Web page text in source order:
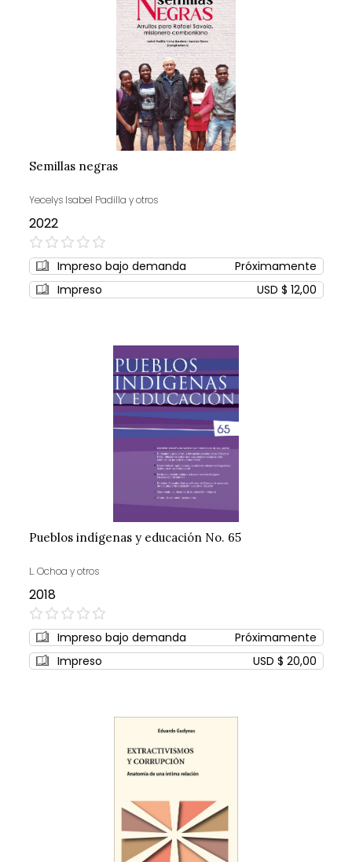
Semillas negras
Yecelys Isabel Padilla y otros
2022
0%
Impreso bajo demanda
Próximamente
Impreso
USD $ 12,00
Pueblos indígenas y educación No. 65
L. Ochoa y otros
2018
0%
Impreso bajo demanda
Próximamente
Impreso
USD $ 20,00